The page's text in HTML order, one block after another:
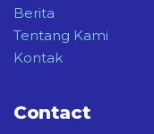
Berita
Tentang Kami
Kontak
Contact